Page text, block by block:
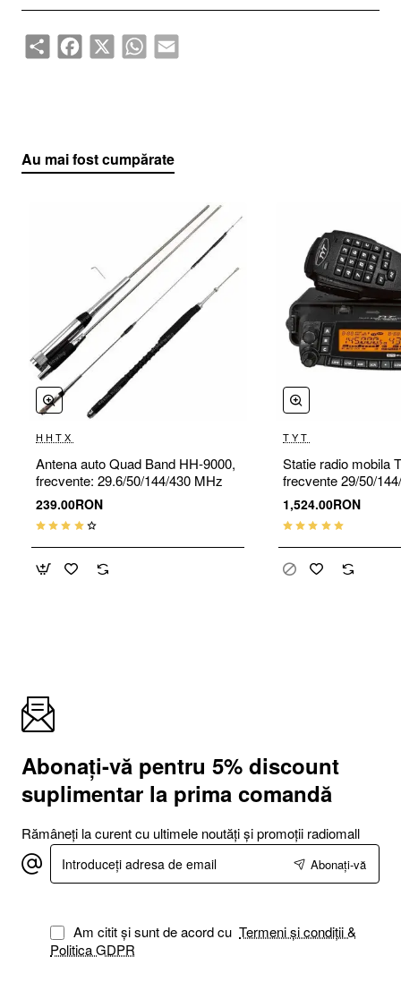
ShareFacebook
X WhatsAppEmail
Au mai fost cumpărate
HHTX
Antena auto Quad Band HH-9000,
frecvente: 29.6/50/144/430 MHz
239.00RON
TYT
Statie radio mobila
frecvente 29/50/
Quad Band, putere
50W
1,524.00RON
Abonați-vă pentru 5% discount
suplimentar la prima comandă
Rămâneți la curent cu ultimele noutăți și promoții radiomall
Introduceți
adresa
de
Abonați-vă
Am citit și sunt de acord cu Termeni și condiții &
Politica GDPR